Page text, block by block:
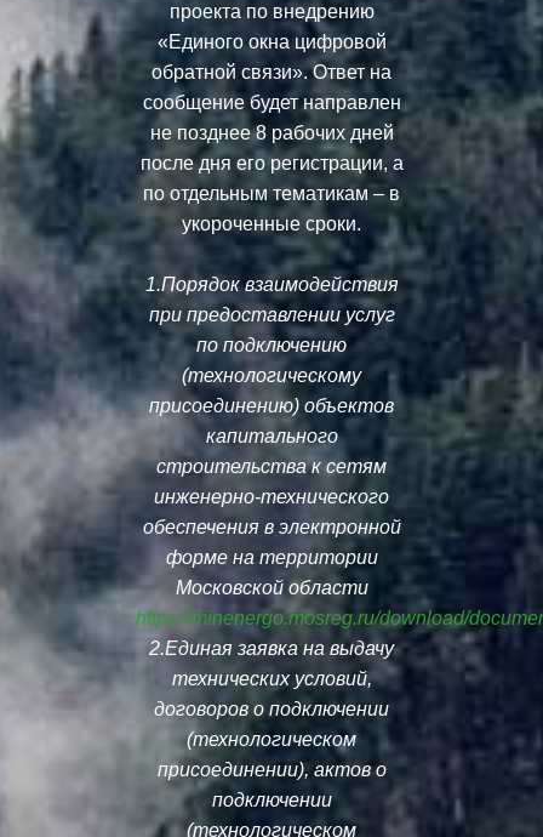
проекта по внедрению
«Единого окна цифровой
обратной связи». Ответ на
сообщение будет направлен
не позднее 8 рабочих дней
после дня его регистрации, а
по отдельным тематикам – в
укороченные сроки.
1.Порядок взаимодействия
при предоставлении услуг
по подключению
(технологическому
присоединению) объектов
капитального
строительства к сетям
инженерно-технического
обеспечения в электронной
форме на территории
Московской области
https://minenergo.mosreg.ru/download/
2.Единая заявка на выдачу
технических условий,
договоров о подключении
(технологическом
присоединении), актов о
подключении
(технологическом